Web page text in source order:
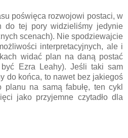
poświęca rozwojowi postaci, w
do tej pory widzieliśmy jedynie
scenach). Nie spodziewajcie
interpretacyjnych, ale i
widać plan na daną postać
być Ezra Leahy). Jeśli taki sam
do końca, to nawet bez jakiegoś
planu na samą fabułę, ten cykl
jako przyjemne czytadło dla